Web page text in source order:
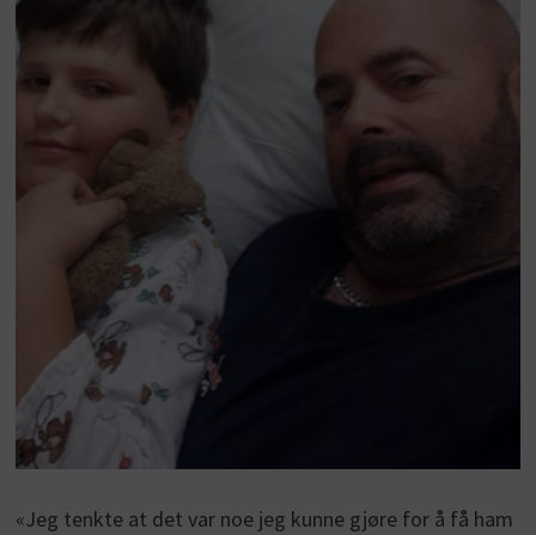
«Jeg tenkte at det var noe jeg kunne gjøre for å få ham